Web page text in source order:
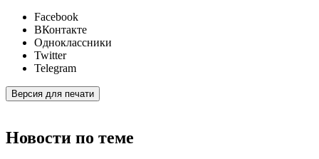
Facebook
ВКонтакте
Одноклассники
Twitter
Telegram
Версия для печати
Новости по теме